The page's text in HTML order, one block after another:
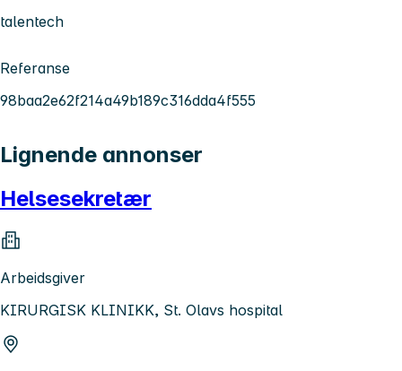
talentech
Referanse
98baa2e62f214a49b189c316dda4f555
Lignende annonser
Helsesekretær
Arbeidsgiver
KIRURGISK KLINIKK, St. Olavs hospital